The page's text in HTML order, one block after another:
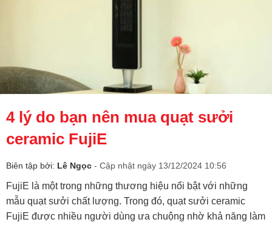
4 lý do bạn nên mua quạt sưởi
ceramic FujiE
Biên tập bởi: Lê Ngọc - Cập nhật ngày 13/12/2024 10:56
FujiE là một trong những thương hiệu nổi bật với những
mẫu quạt sưởi chất lượng. Trong đó, quạt sưởi ceramic
FujiE được nhiều người dùng ưa chuộng nhờ khả năng làm